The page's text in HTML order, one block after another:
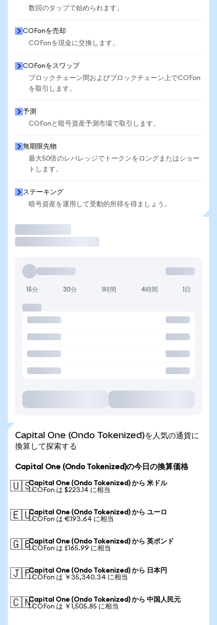
数回のタップで始められます。
COFonを売却
COFonを現金に交換します。
COFonをスワップ
ブロックチェーン間およびブロックチェーン上でCOFon
を取引します。
予測
COFonと暗号資産予測市場で取引します。
無期限先物
最大50倍のレバレッジでトークンをロングまたはショー
トします。
ステーキング
暗号資産を運用して受動的所得を得ましょう。
15分 30分 1時間 4時間 1日
Capital One (Ondo Tokenized)を人気の通貨に
換算して探索する
Capital One (Ondo Tokenized)の今日の換算価格
🇺🇸Capital One (Ondo Tokenized) から 米ドル
1 COFon は $223.14 に相当
🇪🇺Capital One (Ondo Tokenized) から ユーロ
1 COFon は €193.64 に相当
🇬🇧Capital One (Ondo Tokenized) から 英ポンド
1 COFon は £165.99 に相当
🇯🇵Capital One (Ondo Tokenized) から 日本円
1 COFon は ￥35,340.34 に相当
🇨🇳Capital One (Ondo Tokenized) から 中国人民元
1 COFon は ￥1,505.85 に相当